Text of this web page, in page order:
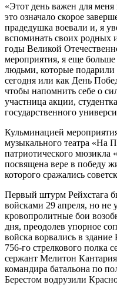
«Этот день важен для
это означало скорое
прадедушка воевали и, я
вспоминать своих родных
годы Великой
мероприятия, я еще
людьми, которые
сегодня или как День
чтобы напомнить себе о
участница акции,
государственного
Кульминацией
музыкального театра «На
патриотического мюзикла
посвящена вере в победу
которого сражались
Первый штурм Рейхстага
войсками 29 апреля, но не
кровопролитные бои
дня, преодолев упорное
войска ворвались в
756-го стрелкового
сержант Мелитон Кантария
командира батальона по
Берестом водрузили